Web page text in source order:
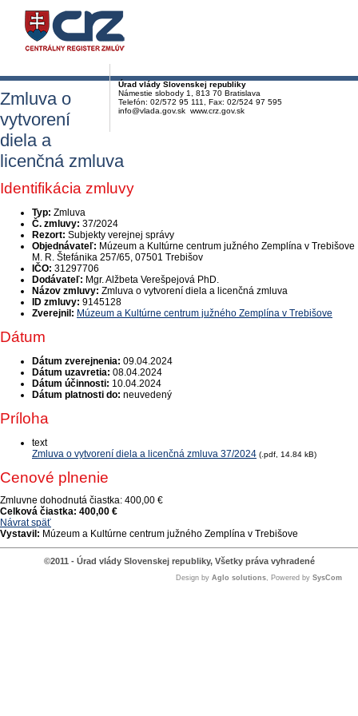
Úrad vlády Slovenskej republiky
Námestie slobody 1, 813 70 Bratislava
Telefón: 02/572 95 111, Fax: 02/524 97 595
info@vlada.gov.sk www.crz.gov.sk
Zmluva o
vytvorení
diela a
licenčná zmluva
Identifikácia zmluvy
Typ: Zmluva
Č. zmluvy: 37/2024
Rezort: Subjekty verejnej správy
Objednávateľ: Múzeum a Kultúrne centrum južného Zemplína v Trebišove
M. R. Štefánika 257/65, 07501 Trebišov
IČO: 31297706
Dodávateľ: Mgr. Alžbeta Verešpejová PhD.
Názov zmluvy: Zmluva o vytvorení diela a licenčná zmluva
ID zmluvy: 9145128
Zverejnil: Múzeum a Kultúrne centrum južného Zemplína v Trebišove
Dátum
Dátum zverejnenia: 09.04.2024
Dátum uzavretia: 08.04.2024
Dátum účinnosti: 10.04.2024
Dátum platnosti do: neuvedený
Príloha
text
Zmluva o vytvorení diela a licenčná zmluva 37/2024 (.pdf, 14.84 kB)
Cenové plnenie
Zmluvne dohodnutá čiastka: 400,00 €
Celková čiastka: 400,00 €
Návrat späť
Vystavil: Múzeum a Kultúrne centrum južného Zemplína v Trebišove
©2011 - Úrad vlády Slovenskej republiky, Všetky práva vyhradené
Design by Aglo solutions, Powered by SysCom